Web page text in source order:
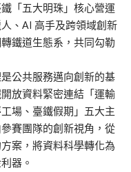
「五大明珠」核心營運
、AI 高手及跨領域創新
鐵道生態系，共同勾勒
公共服務邁向創新的基
放資料緊密連結「運輸
場、臺鐵假期」五大主
賽團隊的創新視角，從
案，將資料科學轉化為
器。